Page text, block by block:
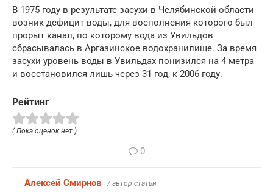
В 1975 году в результате засухи в Челябинской области
возник дефицит воды, для восполнения которого был
прорыт канал, по которому вода из Увильдов
сбрасывалась в Аргазинское водохранилище. За время
засухи уровень воды в Увильдах понизился на 4 метра
и восстановился лишь через 31 год, к 2006 году.
Рейтинг
( Пока оценок нет )
0
Алексей Смирнов / автор статьи